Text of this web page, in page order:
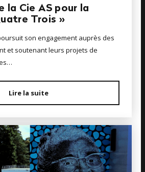
la Cie AS pour la
Trois »
son engagement auprès des
et soutenant leurs projets de
Lire la suite